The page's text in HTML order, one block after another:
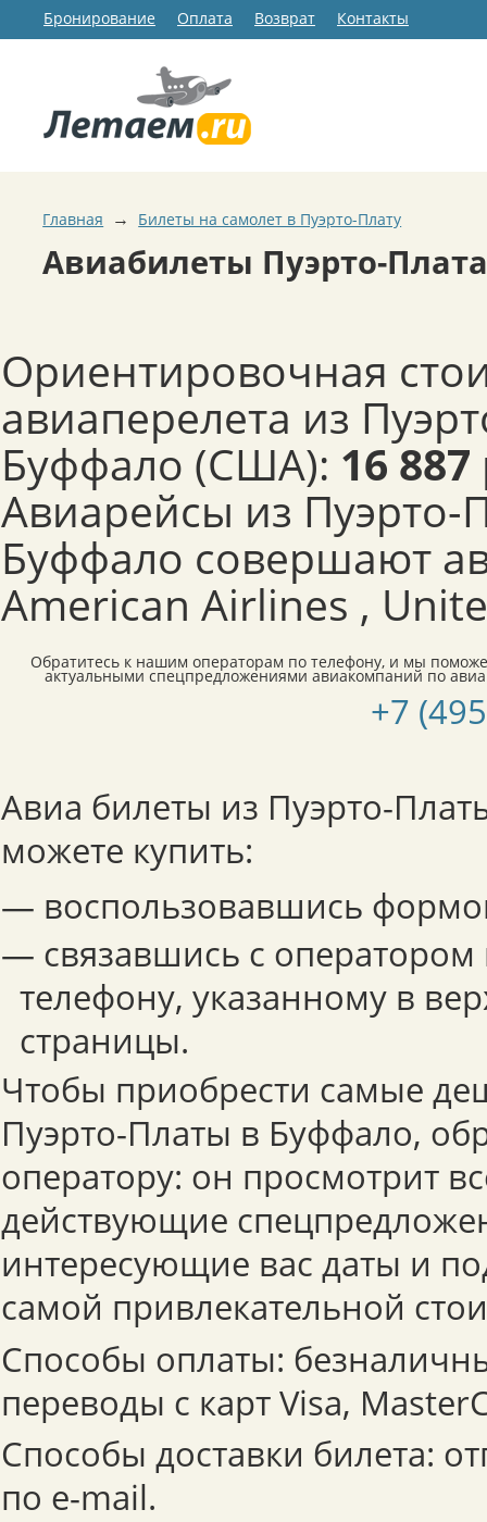
Бронирование Оплата Возврат Контакты
Главная → Билеты на самолет в Пуэрто-Плату
Авиабилеты Пуэрто-
Ориентировочная
авиаперелета из
Буффало (США): 16 887
Авиарейсы из Пуэрто-
Буффало совершают
American Airlines ,
Обратитесь к нашим операторам по телефону, и мы
актуальными спецпредложениями авиакомпаний по
+7
Авиа билеты из Пуэрто-
можете купить:
— воспользовавшись
— связавшись с оператором
телефону, указанному в
страницы.
Чтобы приобрести самые
Пуэрто-Платы в Буффало,
оператору: он просмотрит
действующие
интересующие вас даты и
самой привлекательной
Способы оплаты:
переводы с карт Visa,
Способы доставки билета:
по e-mail.